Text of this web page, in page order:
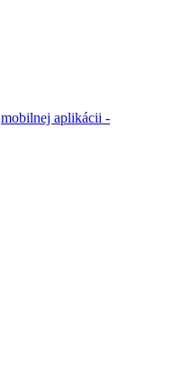
mobilnej aplikácii -